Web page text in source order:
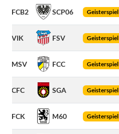
FCB2 SCP06 Geisterspiel
VIK FSV Geisterspiel
MSV FCC Geisterspiel
CFC SGA Geisterspiel
FCK M60 Geisterspiel